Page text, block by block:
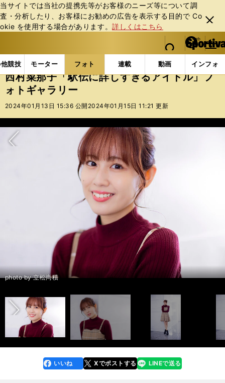
当サイトでは当社の提携先等がお客様のニーズ等について調
査・分析したり、お客様にお勧めの広告を表⽰する⽬的で Co
okie を使⽤する場合があります。詳しくはこちら
閉じ
る
web Sportiva (webスポルティーバ)
検索
マイペ
ー
ジ
メニュ
競技 モーター フォト 連載 動画 インフォ
b
ス
ポ
ル
バ
フォトギャラリー 西村菜那子「駅伝に詳しすぎるアイ
西村菜那子「駅伝に詳しすぎるアイドル」フ
ォトギャラリー
2024年01月13日 15:36 公開 2024年01月15日 11:21 更新
photo by 立松尚積
優勝争い編：駒澤大を脅かすことができるのは？ 青学大と城西大に注目
シード権争い編：上位にいく大学、「台風の目」となりそうな大学は？＞
＞
優勝争い編：駒澤大を脅かすことができるのは？ 青学大と城西大に注目
シード権争い編：上位にいく大学、「台風の目」となりそうな大学は？＞
＞
優勝争い編：駒澤大を脅かすことができるのは？ 青学大と城西大に注目
シード権争い編：上位にいく大学、「台風の目」となりそうな大学は？＞
＞
優勝争い編：駒澤大を脅かすことができるのは？ 青学大と城西大に注目
シード権争い編：上位にいく大学、「台風の目」となりそうな大学は？＞
＞
優勝争い編：駒澤大を脅かすことができるのは？ 青学大と城西大に注目
シード権争い編：上位にいく大学、「台風の目」となりそうな大学は？＞
＞
優勝争い編：駒澤大を脅かすことができるのは？ 青学大と城西大に注目
シード権争い編：上位にいく大学、「台風の目」となりそうな大学は？＞
＞
優勝争い編：駒澤大を脅かすことができるのは？ 青学大と城西大に注目
シード権争い編：上位にいく大学、「台風の目」となりそうな大学は？＞
＞
優勝争い編：駒澤大を脅かすことができるのは？ 青学大と城西大に注目
シード権争い編：上位にいく大学、「台風の目」となりそうな大学は？＞
＞
優勝争い編：駒澤大を脅かすことができるのは？ 青学大と城西大に注目
シード権争い編：上位にいく大学、「台風の目」となりそうな大学は？＞
＞
優勝争い編：駒澤大を脅かすことができるのは？ 青学大と城西大に注目
シード権争い編：上位にいく大学、「台風の目」となりそうな大学は？＞
＞
「駅伝に詳しすぎるアイドル」NGT48西村菜那子さん photo by
Murakami Shogo
記事を読む＞＞ 箱根の激推しは順大。有力校の注目選手は？＞＞
「駅伝に詳しすぎるアイドル」NGT48西村菜那子さん photo by
Murakami Shogo
「駅伝に詳しすぎるアイドル」NGT48西村菜那子さん photo by
Murakami Shogo
「駅伝に詳しすぎるアイドル」NGT48西村菜那子さん photo by
Murakami Shogo
「駅伝に詳しすぎるアイドル」NGT48西村菜那子さん photo by
Murakami Shogo
「駅伝に詳しすぎるアイドル」NGT48西村菜那子さん photo by
Murakami Shogo
「駅伝に詳しすぎるアイドル」NGT48西村菜那子さん photo by
Murakami Shogo
「駅伝に詳しすぎるアイドル」NGT48西村菜那子さん photo by
Murakami Shogo
記事を読む＞＞ 箱根の激推しは順大。有力校の注目選手は？＞＞
NGT48西村菜那子が箱根駅伝の優勝候補とその根拠を語った
NGT48西村菜那子が箱根駅伝の優勝候補とその根拠を語った
NGT48西村菜那子が箱根駅伝の優勝候補とその根拠を語った
NGT48西村菜那子が箱根駅伝の優勝候補とその根拠を語った
NGT48西村菜那子が箱根駅伝の優勝候補とその根拠を語った
NGT48西村菜那子が箱根駅伝の優勝候補とその根拠を語った
NGT48西村菜那子が箱根駅伝の優勝候補とその根拠を語った
NGT48西村菜那子が箱根駅伝の優勝候補とその根拠を語った
前へ
faceboo
k
いいね Xでポストする
line LINEで送る